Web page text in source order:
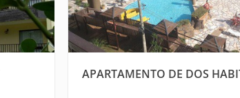
APARTAMENTO DE DOS